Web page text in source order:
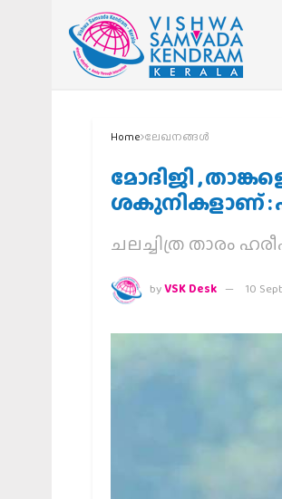
Home ലേഖനങ്ങള്‍
മോദിജി ,
ശകുനികളാണ് :
ചലച്ചിത്ര താരം
byVSK Desk 10